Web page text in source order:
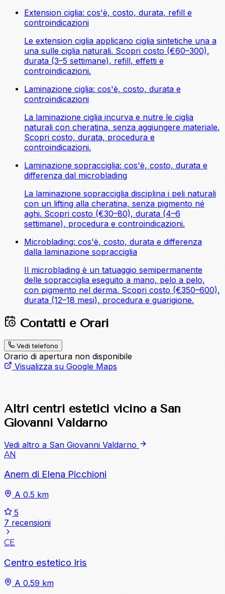
Extension ciglia: cos'è, costo, durata, refill e
controindicazioni
Le extension ciglia applicano ciglia sintetiche una a
una sulle ciglia naturali. Scopri costo (€60–300),
durata (3–5 settimane), refill, effetti e
controindicazioni.
Laminazione ciglia: cos'è, costo, durata e
controindicazioni
La laminazione ciglia incurva e nutre le ciglia
naturali con cheratina, senza aggiungere materiale.
Scopri costo, durata, procedura e
controindicazioni.
Laminazione sopracciglia: cos'è, costo, durata e
differenza dal microblading
La laminazione sopracciglia disciplina i peli naturali
con un lifting alla cheratina, senza pigmento né
aghi. Scopri costo (€30–80), durata (4–6
settimane), procedura e controindicazioni.
Microblading: cos'è, costo, durata e differenza
dalla laminazione sopracciglia
Il microblading è un tatuaggio semipermanente
delle sopracciglia eseguito a mano, pelo a pelo,
con pigmento nel derma. Scopri costo (€350–600),
durata (12–18 mesi), procedura e guarigione.
Contatti e Orari
Vedi telefono
Orario di apertura non disponibile
Visualizza su Google Maps
Altri centri estetici vicino a San
Giovanni Valdarno
Vedi altro a San Giovanni Valdarno
AN
Anem di Elena Picchioni
A 0.5 km
5
7 recensioni
CE
Centro estetico Iris
A 0.59 km